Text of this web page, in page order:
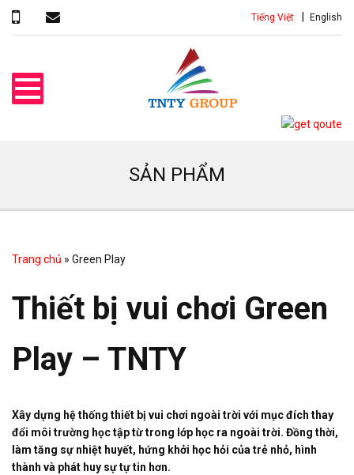
Tiếng Việt English
SẢN PHẨM
Trang chủ » Green Play
Thiết bị vui chơi Green
Play – TNTY
Xây dựng hệ thống thiết bị vui chơi ngoài trời với mục đích thay
đổi môi trường học tập từ trong lớp học ra ngoài trời. Đồng thời,
làm tăng sự nhiệt huyết, hứng khởi học hỏi của trẻ nhỏ, hình
thành và phát huy sự tự tin hơn.